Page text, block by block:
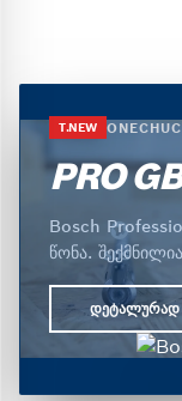
T.NEW
PRO
Bosch
წონა.
ᲓᲔᲢᲐᲚᲣᲠᲐᲓ